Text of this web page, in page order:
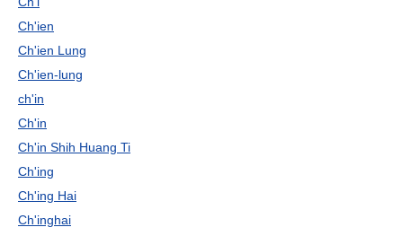
Ch'ien
Ch'ien Lung
Ch'ien-lung
ch'in
Ch'in
Ch'in Shih Huang Ti
Ch'ing
Ch'ing Hai
Ch'inghai